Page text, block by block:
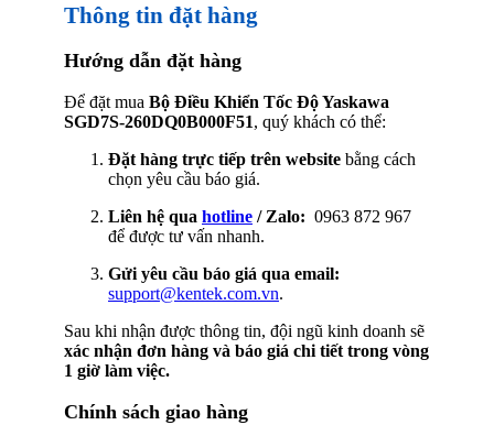
Thông tin đặt hàng
Hướng dẫn đặt hàng
Để đặt mua Bộ Điều Khiển Tốc Độ Yaskawa
SGD7S-260DQ0B000F51, quý khách có thể:
Đặt hàng trực tiếp trên website bằng cách
chọn yêu cầu báo giá.
Liên hệ qua hotline / Zalo: 0963 872 967
để được tư vấn nhanh.
Gửi yêu cầu báo giá qua email:
support@kentek.com.vn.
Sau khi nhận được thông tin, đội ngũ kinh doanh sẽ
xác nhận đơn hàng và báo giá chi tiết trong vòng
1 giờ làm việc.
Chính sách giao hàng